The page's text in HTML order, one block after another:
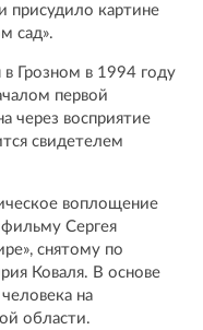
присудило картине
сад».
Грозном в 1994 году
первой
через восприятие
свидетелем
воплощение
Сергея
снятому по
Коваля. В основе
на
области.